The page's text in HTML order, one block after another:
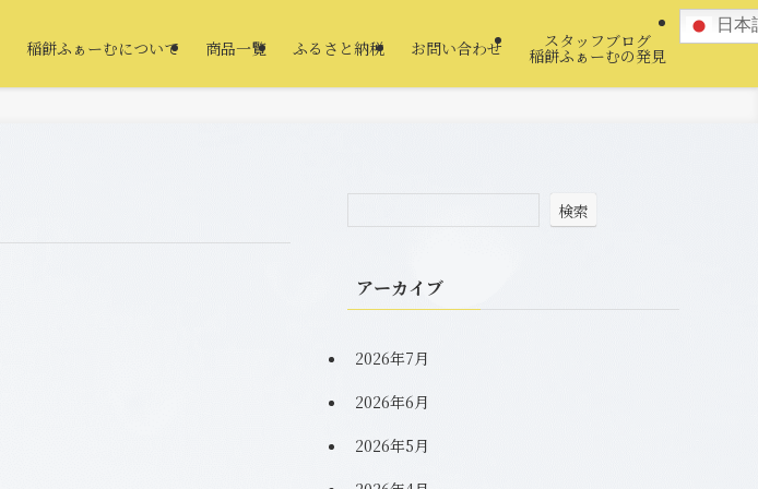
稲餅ふぁーむについて 商品一覧 ふるさと納税 お問い合わせ スタッフブログ
稲餅ふぁーむの発見
日本
検索
アーカイブ
2026年7月
2026年6月
2026年5月